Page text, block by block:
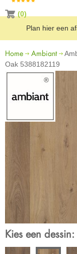
(0)
Plan hier een
Home Ambiant
Oak 5388182119
Kies een dessin: